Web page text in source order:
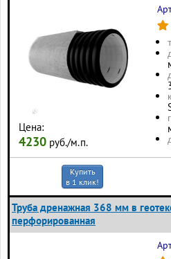
Цена:
4230 руб./м.п.
Купить
в 1 клик!
Труба дренажная 368 мм в
перфорированная